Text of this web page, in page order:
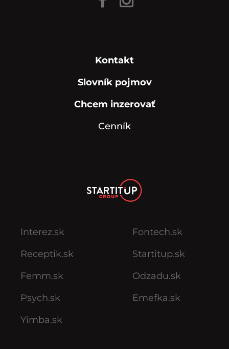
Kontakt
Slovník pojmov
Chcem inzerovať
Cenník
Interez.sk
Receptik.sk
Femm.sk
Psych.sk
Yimba.sk
Fontech.sk
Startitup.sk
Odzadu.sk
Emefka.sk